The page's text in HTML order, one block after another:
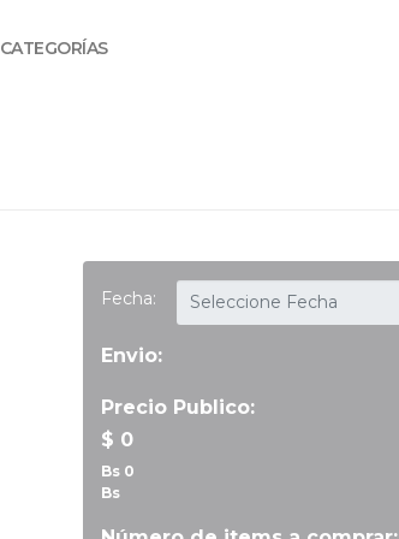
CATEGORÍAS
Fecha:
Envio:
Precio Publico:
$ 0
Bs 0
Bs